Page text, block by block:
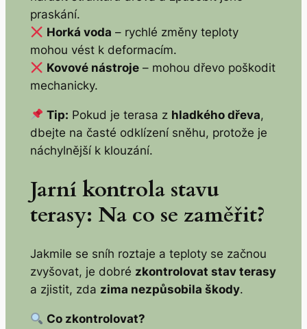
praskání.
Horká voda – rychlé změny teploty
mohou vést k deformacím.
Kovové nástroje– mohou dřevo poškodit
mechanicky.
Tip: Pokud je terasa z hladkého dřeva,
dbejte na časté odklízení sněhu, protože je
náchylnější k klouzání.
Jarní kontrola stavu
terasy: Na co se zaměřit?
Jakmile se sníh roztaje a teploty se začnou
zvyšovat, je dobré zkontrolovat stav terasy
a zjistit, zda zima nezpůsobila škody.
Co zkontrolovat?